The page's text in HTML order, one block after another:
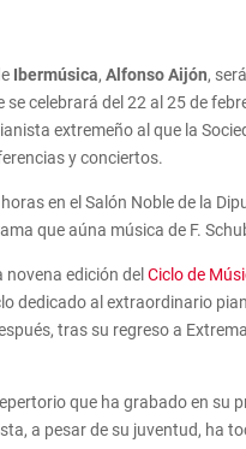
Ibermúsica,Alfonso Aijón,
se celebrará del 22 al 25 de
extremeño al que la
y conciertos.
en el Salón Noble de la
que aúna música de F.
novena edición delCiclo de
dedicado al extraordinario
tras su regreso a
que ha grabado en su
a pesar de su juventud, ha